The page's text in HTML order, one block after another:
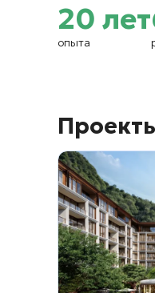
20 лет
опыта